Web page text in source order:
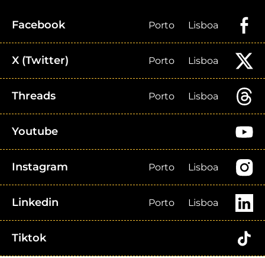
Facebook Porto Lisboa
X (Twitter) Porto Lisboa
Threads Porto Lisboa
Youtube
Instagram Porto Lisboa
Linkedin Porto Lisboa
Tiktok